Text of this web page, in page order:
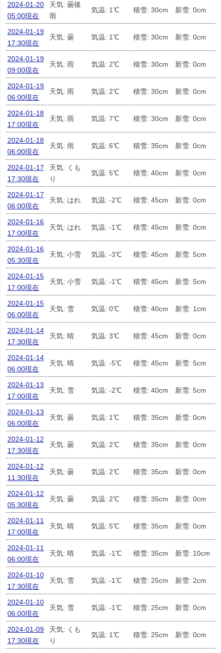
2024-01-20
05:00現在
天気: 曇後
雨
気温: 1℃ 積雪: 30cm 新雪: 0cm
2024-01-19
17:30現在
天気: 曇 気温: 1℃ 積雪: 30cm 新雪: 0cm
2024-01-19
09:00現在
天気: 雨 気温: 2℃ 積雪: 30cm 新雪: 0cm
2024-01-19
06:00現在
天気: 雨 気温: 2℃ 積雪: 30cm 新雪: 0cm
2024-01-18
17:00現在
天気: 雨 気温: 7℃ 積雪: 30cm 新雪: 0cm
2024-01-18
06:00現在
天気: 雨 気温: 6℃ 積雪: 35cm 新雪: 0cm
2024-01-17
17:30現在
天気: くも
り
気温: 5℃ 積雪: 40cm 新雪: 0cm
2024-01-17
06:00現在
天気: はれ 気温: -2℃ 積雪: 45cm 新雪: 0cm
2024-01-16
17:00現在
天気: はれ 気温: -1℃ 積雪: 45cm 新雪: 0cm
2024-01-16
05:30現在
天気: 小雪 気温: -3℃ 積雪: 45cm 新雪: 5cm
2024-01-15
17:00現在
天気: 小雪 気温: -1℃ 積雪: 45cm 新雪: 5cm
2024-01-15
06:00現在
天気: 雪 気温: 0℃ 積雪: 40cm 新雪: 1cm
2024-01-14
17:30現在
天気: 晴 気温: 3℃ 積雪: 45cm 新雪: 0cm
2024-01-14
06:00現在
天気: 晴 気温: -5℃ 積雪: 45cm 新雪: 5cm
2024-01-13
17:00現在
天気: 雪 気温: -2℃ 積雪: 40cm 新雪: 5cm
2024-01-13
06:00現在
天気: 曇 気温: 1℃ 積雪: 35cm 新雪: 0cm
2024-01-12
17:30現在
天気: 曇 気温: 2℃ 積雪: 35cm 新雪: 0cm
2024-01-12
11:30現在
天気: 曇 気温: 2℃ 積雪: 35cm 新雪: 0cm
2024-01-12
05:30現在
天気: 曇 気温: 2℃ 積雪: 35cm 新雪: 0cm
2024-01-11
17:00現在
天気: 晴 気温: 5℃ 積雪: 35cm 新雪: 0cm
2024-01-11
06:00現在
天気: 晴 気温: -1℃ 積雪: 35cm 新雪: 10cm
2024-01-10
17:30現在
天気: 雪 気温: -1℃ 積雪: 25cm 新雪: 2cm
2024-01-10
06:00現在
天気: 雪 気温: -1℃ 積雪: 25cm 新雪: 0cm
2024-01-09
17:30現在
天気: くも
り
気温: 1℃ 積雪: 25cm 新雪: 0cm